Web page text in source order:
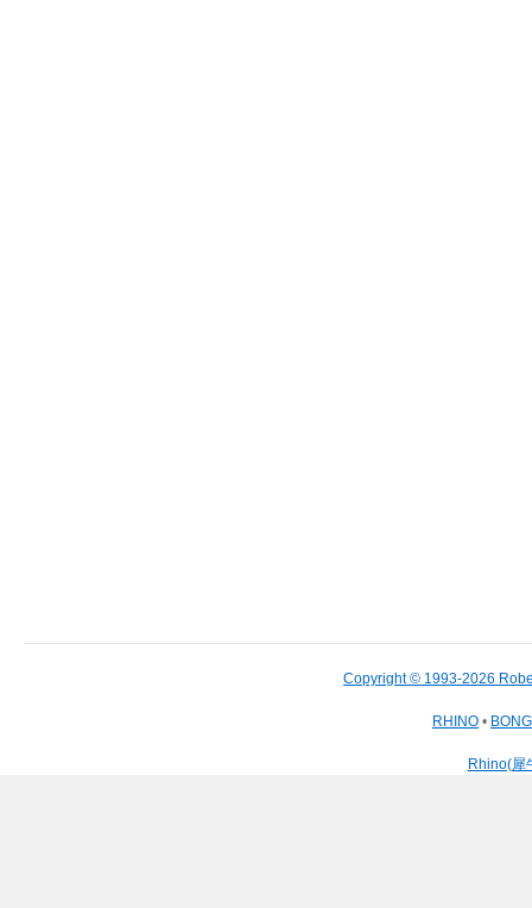
Copyright © 1993-2026
RHINO •
Rhino(犀